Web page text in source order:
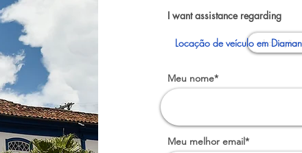
I want assistance regarding
Locação de veículo em
Meu nome*
Meu melhor email*